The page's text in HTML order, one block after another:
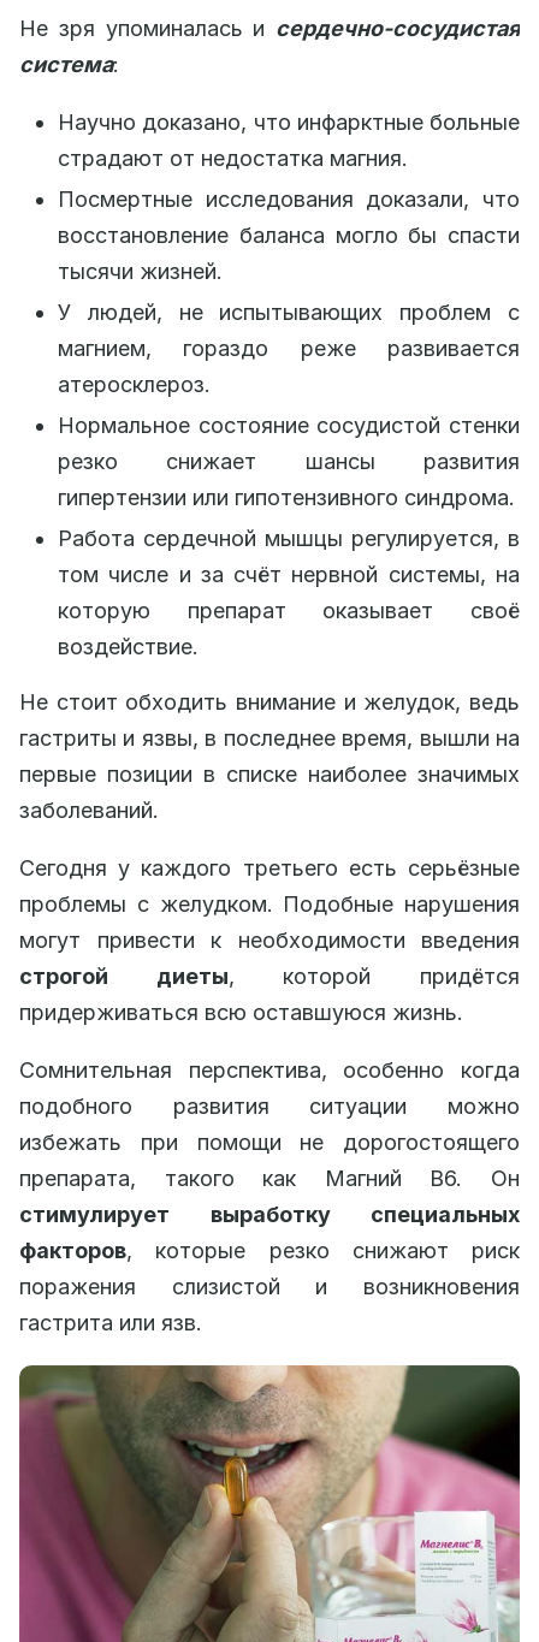
Не зря упоминалась и сердечно-сосудистая
система:
Научно доказано, что инфарктные больные
страдают от недостатка магния.
Посмертные исследования доказали, что
восстановление баланса могло бы спасти
тысячи жизней.
У людей, не испытывающих проблем с
магнием, гораздо реже развивается
атеросклероз.
Нормальное состояние сосудистой стенки
резко снижает шансы развития
гипертензии или гипотензивного синдрома.
Работа сердечной мышцы регулируется, в
том числе и за счёт нервной системы, на
которую препарат оказывает своё
воздействие.
Не стоит обходить внимание и желудок, ведь
гастриты и язвы, в последнее время, вышли на
первые позиции в списке наиболее значимых
заболеваний.
Сегодня у каждого третьего есть серьёзные
проблемы с желудком. Подобные нарушения
могут привести к необходимости введения
строгой диеты, которой придётся
придерживаться всю оставшуюся жизнь.
Сомнительная перспектива, особенно когда
подобного развития ситуации можно
избежать при помощи не дорогостоящего
препарата, такого как Магний B6. Он
стимулирует выработку специальных
факторов, которые резко снижают риск
поражения слизистой и возникновения
гастрита или язв.